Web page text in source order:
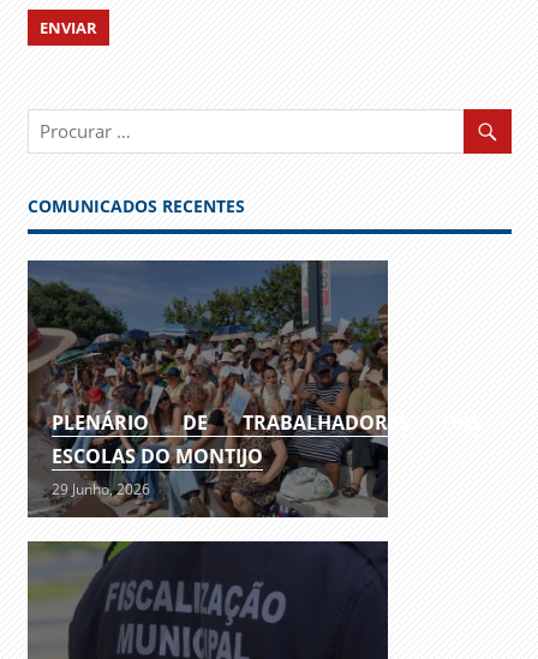
COMUNICADOS RECENTES
PLENÁRIO DE TRABALHADORES DAS
ESCOLAS DO MONTIJO
29 Junho, 2026